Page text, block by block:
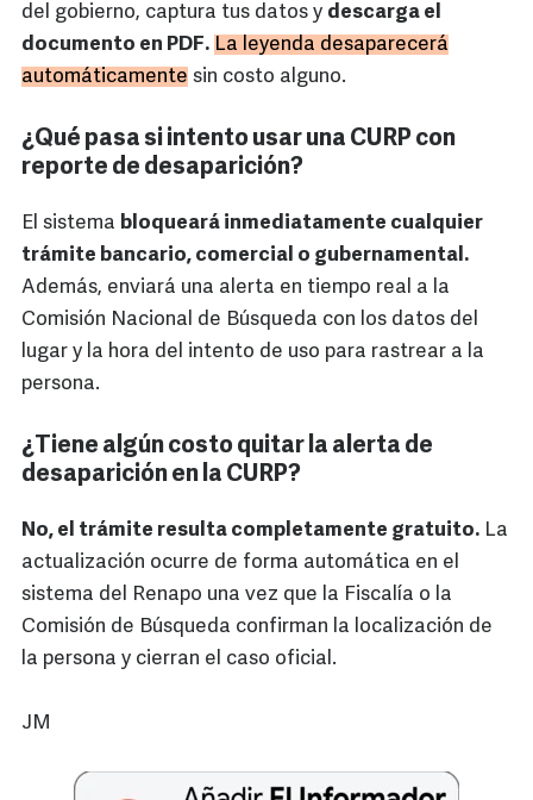
del gobierno, captura tus datos y descarga el
documento en PDF. La leyenda desaparecerá
automáticamente sin costo alguno.
¿Qué pasa si intento usar una CURP con
reporte de desaparición?
El sistema bloqueará inmediatamente cualquier
trámite bancario, comercial o gubernamental.
Además, enviará una alerta en tiempo real a la
Comisión Nacional de Búsqueda con los datos del
lugar y la hora del intento de uso para rastrear a la
persona.
¿Tiene algún costo quitar la alerta de
desaparición en la CURP?
No, el trámite resulta completamente gratuito. La
actualización ocurre de forma automática en el
sistema del Renapo una vez que la Fiscalía o la
Comisión de Búsqueda confirman la localización de
la persona y cierran el caso oficial.
JM